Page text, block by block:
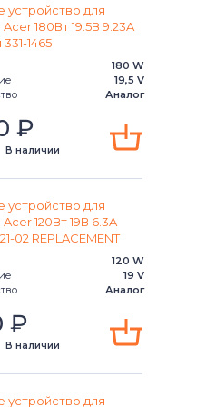
устройство для
180Вт 19.5В 9.23A
1465
180 W
19,5 V
Аналог
₽
В наличии
устройство для
120Вт 19В 6.3A
02 REPLACEMENT
120 W
19 V
Аналог
₽
В наличии
устройство для